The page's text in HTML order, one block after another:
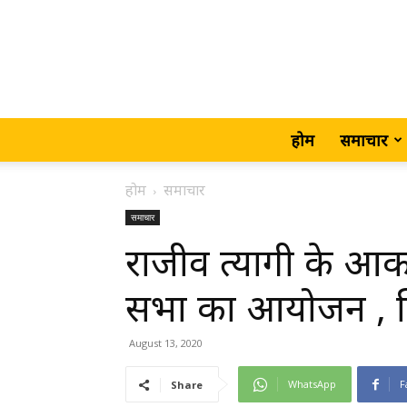
होम समाचार
होम समाचार
समाचार
राजीव त्यागी के
सभा का आयोजन ,
August 13, 2020
Share WhatsApp